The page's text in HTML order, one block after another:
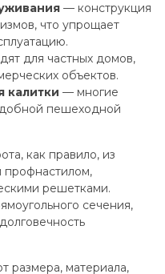
— конструкция
что упрощает
для частных домов,
объектов.
калитки — многие
пешеходной
как правило, из
профнастилом,
решетками.
сечения,
размера, материала,